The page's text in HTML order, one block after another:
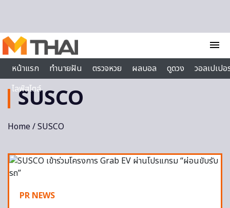
menu
หน้าแรก
ทำนายฝัน ตรวจหวย ผลบอล ดูดวง
วอลเปเป
ไลฟ์สไตล์
SUSCO
Home/ SUSCO
PR NEWS